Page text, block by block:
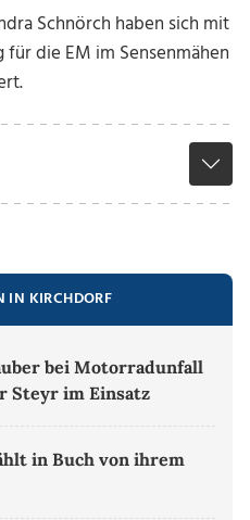
Schnörch haben sich mit
die EM im Sensenmähen
IN KIRCHDORF
bei Motorradunfall
Steyr im Einsatz
in Buch von ihrem